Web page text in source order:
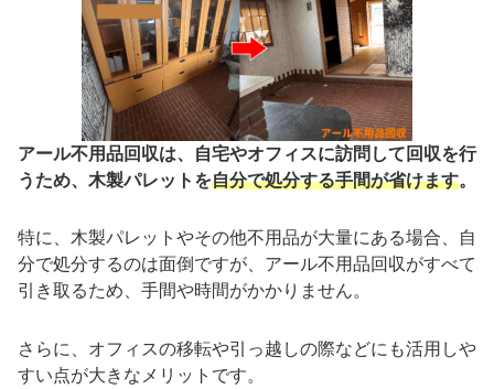
アール不用品回収は、自宅やオフィスに訪問して回収を行
うため、木製パレットを自分で処分する手間が省けます。
特に、木製パレットやその他不用品が大量にある場合、自
分で処分するのは面倒ですが、アール不用品回収がすべて
引き取るため、手間や時間がかかりません。
さらに、オフィスの移転や引っ越しの際などにも活用しや
すい点が大きなメリットです。